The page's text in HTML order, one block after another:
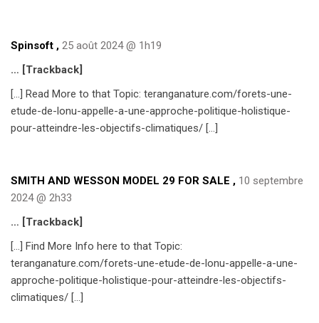
Spinsoft , 25 août 2024 @ 1h19
… [Trackback]
[…] Read More to that Topic: teranganature.com/forets-une-
etude-de-lonu-appelle-a-une-approche-politique-holistique-
pour-atteindre-les-objectifs-climatiques/ […]
SMITH AND WESSON MODEL 29 FOR SALE , 10 septembre
2024 @ 2h33
… [Trackback]
[…] Find More Info here to that Topic:
teranganature.com/forets-une-etude-de-lonu-appelle-a-une-
approche-politique-holistique-pour-atteindre-les-objectifs-
climatiques/ […]